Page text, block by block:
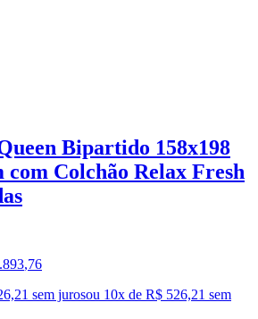
Bipartido 158x198
Colchão Relax Fresh
,76
sem jurosou 10x de R$ 526,21 sem